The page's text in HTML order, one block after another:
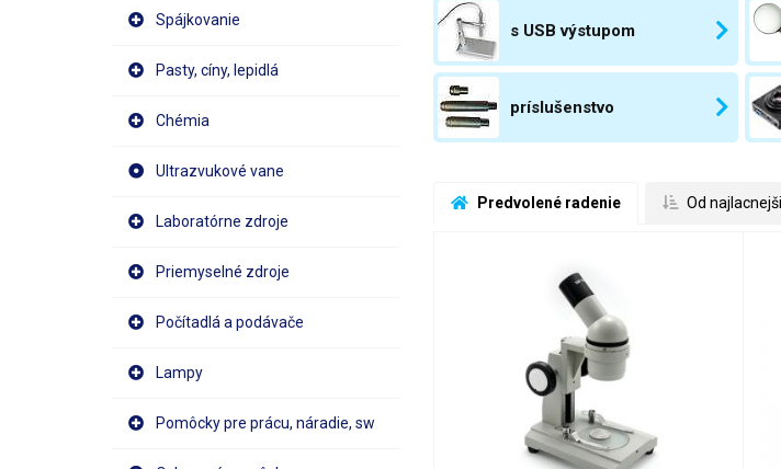
Spájkovanie
Pasty, cíny, lepidlá
Chémia
Ultrazvukové vane
Laboratórne zdroje
Priemyselné zdroje
Počítadlá a podávače
Lampy
Pomôcky pre prácu, náradie, sw
s USB výstupom
príslušenstvo
Predvolené radenie Od